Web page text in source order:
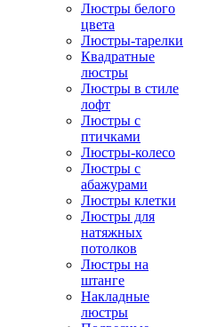
Люстры белого
цвета
Люстры-тарелки
Квадратные
люстры
Люстры в стиле
лофт
Люстры с
птичками
Люстры-колесо
Люстры с
абажурами
Люстры клетки
Люстры для
натяжных
потолков
Люстры на
штанге
Накладные
люстры